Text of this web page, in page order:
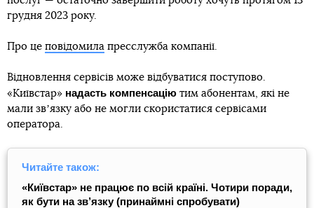
грудня 2023 року.
Про це повідомила пресслужба компанії.
Відновлення сервісів може відбуватися поступово.
«Київстар» надасть компенсацію тим абонентам, які не
мали звʼязку або не могли скористатися сервісами
оператора.
Читайте також:
«Київстар» не працює по всій країні. Чотири поради,
як бути на зв’язку (принаймні спробувати)